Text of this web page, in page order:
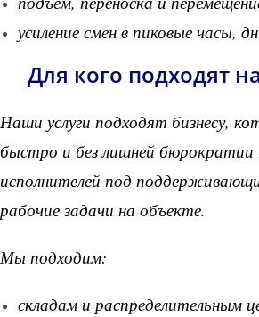
усиление смен в пиковые часы,
Для кого подходят
Наши услуги подходят бизнесу,
быстро и без лишней
исполнителей под
рабочие задачи на объекте.
Мы подходим:
складам и распределительным